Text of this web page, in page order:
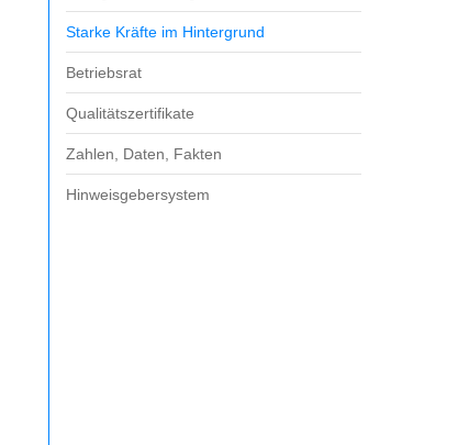
Starke Kräfte im Hintergrund
Betriebsrat
Qualitätszertifikate
Zahlen, Daten, Fakten
Hinweisgebersystem